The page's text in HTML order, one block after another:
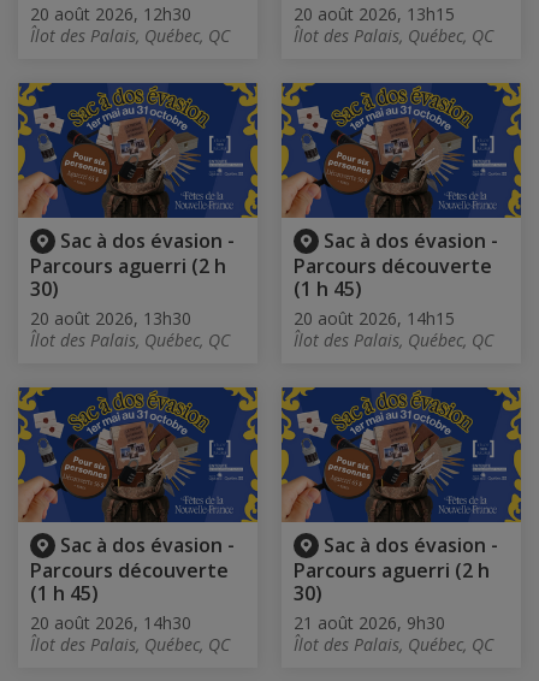
20 août 2026, 12h30
Îlot des Palais, Québec, QC
20 août 2026, 13h15
Îlot des Palais, Québec, QC
Sac à dos évasion -
Parcours aguerri (2 h
30)
20 août 2026, 13h30
Îlot des Palais, Québec, QC
Sac à dos évasion -
Parcours découverte
(1 h 45)
20 août 2026, 14h15
Îlot des Palais, Québec, QC
Sac à dos évasion -
Parcours découverte
(1 h 45)
20 août 2026, 14h30
Îlot des Palais, Québec, QC
Sac à dos évasion -
Parcours aguerri (2 h
30)
21 août 2026, 9h30
Îlot des Palais, Québec, QC